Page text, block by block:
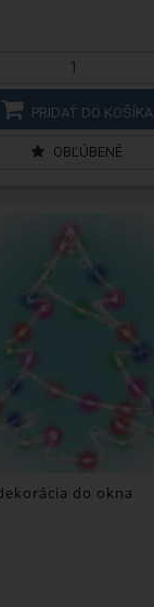
PRIDAŤ DO KOŠÍKA
OBĽÚBENÉ
do okna